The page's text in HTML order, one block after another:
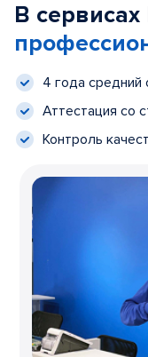
В
4 года средний
Аттестация со
Контроль